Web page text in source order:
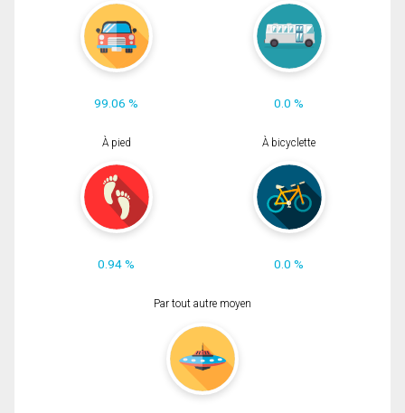
99.06 % 0.0 %
À pied
0.94 %
À bicyclette
0.0 %
Par tout autre moyen